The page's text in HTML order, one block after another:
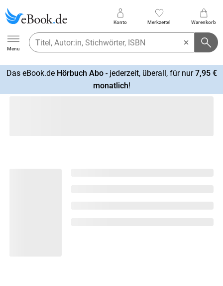
Ebook.de
Menu
Konto Merkzettel Warenkorb
Das eBook.de Hörbuch Abo- jederzeit, überall, für nur7,95 €
monatlich!